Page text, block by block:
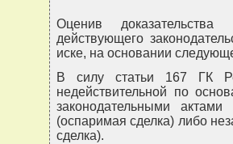
Оценив
действующего
иске, на основании
В силу статьи 167 ГК
недействительной по
законодательными
(оспаримая сделка) либо
сделка).